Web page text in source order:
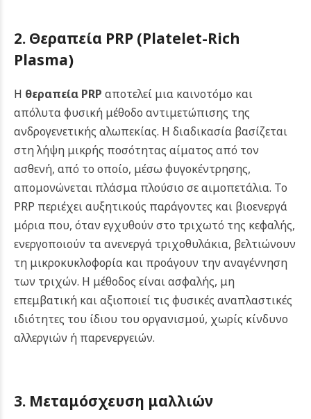
2. Θεραπεία PRP (Platelet-Rich
Plasma)
Η θεραπεία PRP αποτελεί μια καινοτόμο και
απόλυτα φυσική μέθοδο αντιμετώπισης της
ανδρογενετικής αλωπεκίας. Η διαδικασία βασίζεται
στη λήψη μικρής ποσότητας αίματος από τον
ασθενή, από το οποίο, μέσω φυγοκέντρησης,
απομονώνεται πλάσμα πλούσιο σε αιμοπετάλια. Το
PRP περιέχει αυξητικούς παράγοντες και βιοενεργά
μόρια που, όταν εγχυθούν στο τριχωτό της κεφαλής,
ενεργοποιούν τα ανενεργά τριχοθυλάκια, βελτιώνουν
τη μικροκυκλοφορία και προάγουν την αναγέννηση
των τριχών. Η μέθοδος είναι ασφαλής, μη
επεμβατική και αξιοποιεί τις φυσικές αναπλαστικές
ιδιότητες του ίδιου του οργανισμού, χωρίς κίνδυνο
αλλεργιών ή παρενεργειών.
3. Μεταμόσχευση μαλλιών